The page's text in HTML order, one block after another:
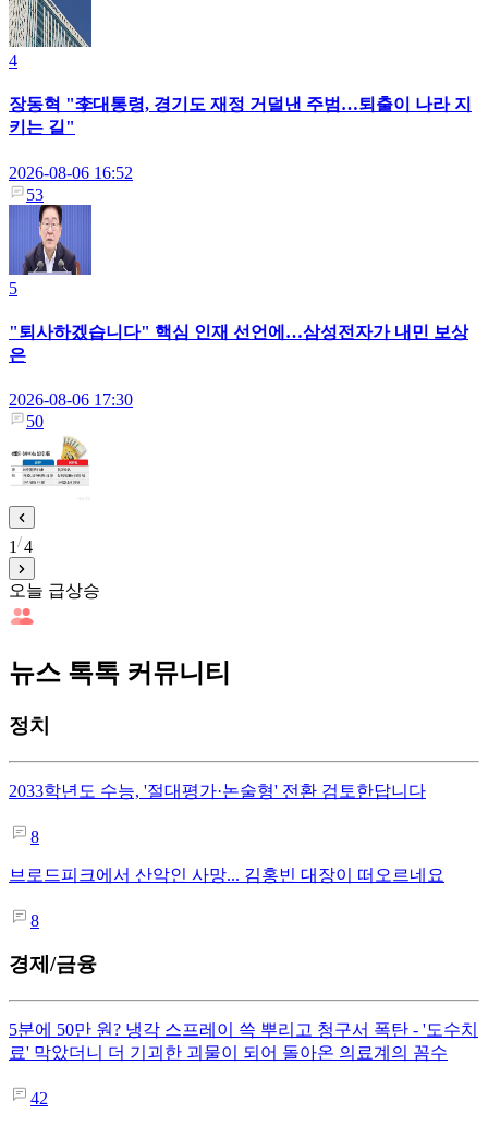
4
장동혁 "李대통령, 경기도 재정 거덜낸 주범…퇴출이 나라 지
키는 길"
2026-08-06 16:52
53
5
"퇴사하겠습니다" 핵심 인재 선언에…삼성전자가 내민 보상
은
2026-08-06 17:30
50
1 4
오늘 급상승
뉴스 톡톡 커뮤니티
정치
2033학년도 수능, '절대평가·논술형' 전환 검토한답니다
8
브로드피크에서 산악인 사망... 김홍빈 대장이 떠오르네요
8
경제/금융
5분에 50만 원? 냉각 스프레이 쓱 뿌리고 청구서 폭탄 - '도수치
료' 막았더니 더 기괴한 괴물이 되어 돌아온 의료계의 꼼수
42